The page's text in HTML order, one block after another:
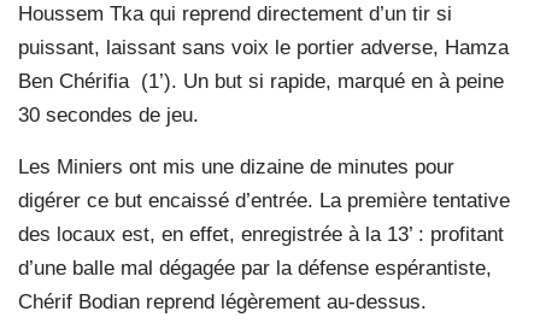
Houssem Tka qui reprend directement d’un tir si
puissant, laissant sans voix le portier adverse, Hamza
Ben Chérifia (1’). Un but si rapide, marqué en à peine
30 secondes de jeu.
Les Miniers ont mis une dizaine de minutes pour
digérer ce but encaissé d’entrée. La première tentative
des locaux est, en effet, enregistrée à la 13’ : profitant
d’une balle mal dégagée par la défense espérantiste,
Chérif Bodian reprend légèrement au-dessus.